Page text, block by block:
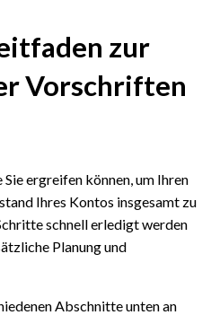
zur
Vorschriften
ergreifen können, um Ihren
Ihres Kontos insgesamt zu
schnell erledigt werden
Planung und
Abschnitte unten an